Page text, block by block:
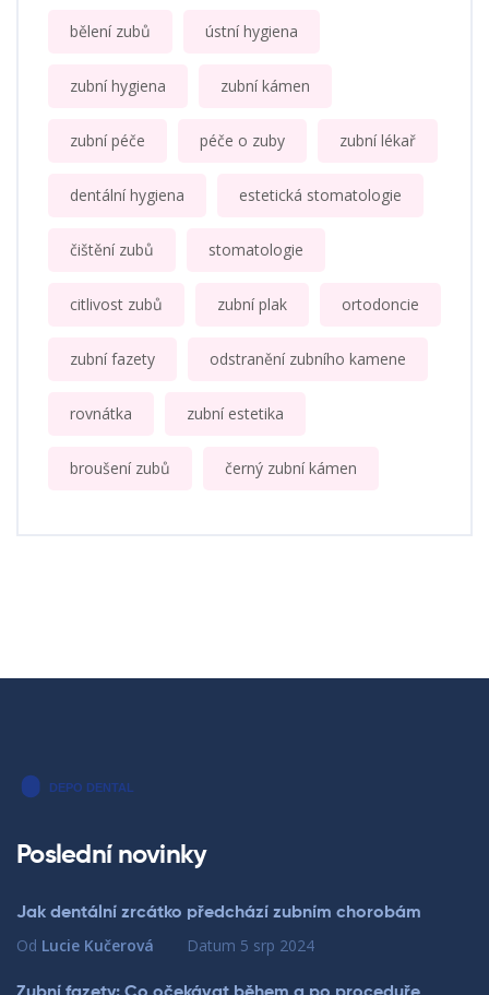
bělení zubů ústní hygiena
zubní hygiena zubní kámen
zubní péče péče o zuby zubní lékař
dentální hygiena estetická stomatologie
čištění zubů stomatologie
citlivost zubů zubní plak ortodoncie
zubní fazety odstranění zubního kamene
rovnátka zubní estetika
broušení zubů černý zubní kámen
Poslední novinky
Jak dentální zrcátko předchází zubním chorobám
Od Lucie Kučerová Datum 5 srp 2024